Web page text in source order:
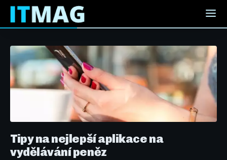
Tipy na nejlepší aplikace na
vydělávání peněz